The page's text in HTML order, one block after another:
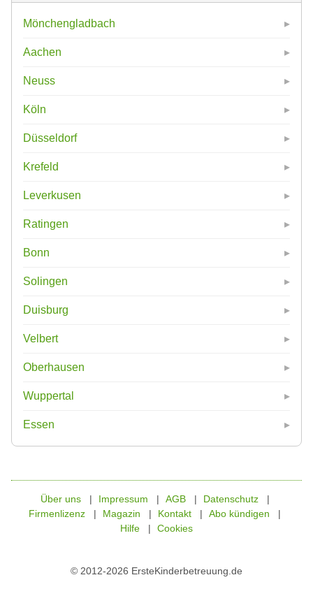
Mönchengladbach
Aachen
Neuss
Köln
Düsseldorf
Krefeld
Leverkusen
Ratingen
Bonn
Solingen
Duisburg
Velbert
Oberhausen
Wuppertal
Essen
© 2012-2026 ErsteKinderbetreuung.de
Über uns Impressum AGB
Datenschutz
Firmenlizenz
Magazin Kontakt
Abo kündigen
Hilfe
Cookies